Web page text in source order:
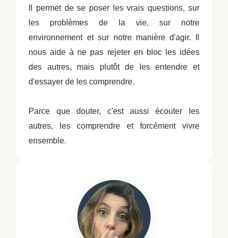
Il permet de se poser les vrais questions, sur
les problèmes de la vie, sur notre
environnement et sur notre manière d'agir. Il
nous aide à ne pas rejeter en bloc les idées
des autres, mais plutôt de les entendre et
d'essayer de les comprendre.
Parce que douter, c'est aussi écouter les
autres, les comprendre et forcément vivre
ensemble.